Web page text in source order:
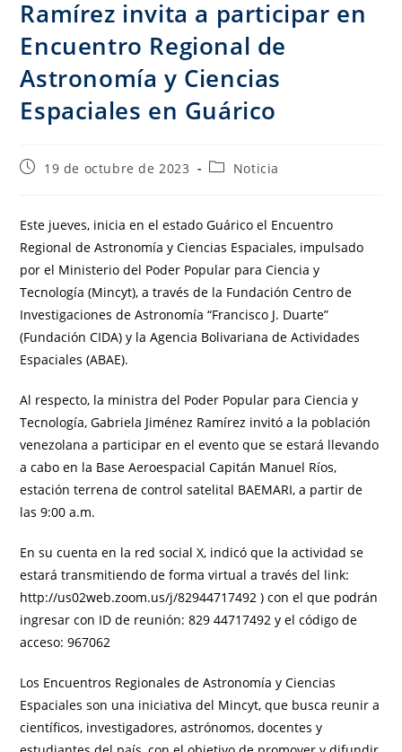
Ramírez invita a participar en
Encuentro Regional de
Astronomía y Ciencias
Espaciales en Guárico
19 de octubre de 2023 Noticia
Este jueves, inicia en el estado Guárico el Encuentro
Regional de Astronomía y Ciencias Espaciales, impulsado
por el Ministerio del Poder Popular para Ciencia y
Tecnología (Mincyt), a través de la Fundación Centro de
Investigaciones de Astronomía “Francisco J. Duarte”
(Fundación CIDA) y la Agencia Bolivariana de Actividades
Espaciales (ABAE).
Al respecto, la ministra del Poder Popular para Ciencia y
Tecnología, Gabriela Jiménez Ramírez invitó a la población
venezolana a participar en el evento que se estará llevando
a cabo en la Base Aeroespacial Capitán Manuel Ríos,
estación terrena de control satelital BAEMARI, a partir de
las 9:00 a.m.
En su cuenta en la red social X, indicó que la actividad se
estará transmitiendo de forma virtual a través del link:
http://us02web.zoom.us/j/82944717492 ) con el que podrán
ingresar con ID de reunión: 829 44717492 y el código de
acceso: 967062
Los Encuentros Regionales de Astronomía y Ciencias
Espaciales son una iniciativa del Mincyt, que busca reunir a
científicos, investigadores, astrónomos, docentes y